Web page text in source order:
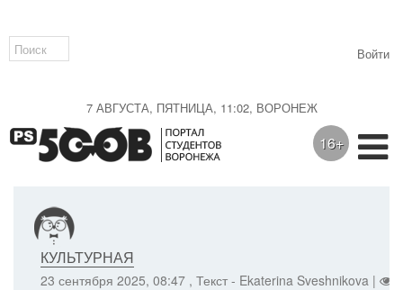
7 АВГУСТА, ПЯТНИЦА, 11:02, ВОРОНЕЖ
Войти
16+
23 сентября 2025, 08:47 , Текст - Ekaterina Sveshnikova |
КУЛЬТУРНАЯ